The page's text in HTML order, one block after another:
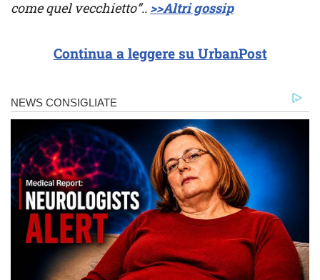
come quel vecchietto”.. >>Altri gossip
Continua a leggere su UrbanPost